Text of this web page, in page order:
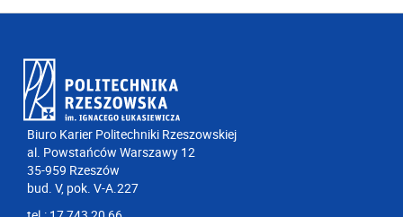
Biuro Karier Politechniki Rzeszowskiej
al. Powstańców Warszawy 12
35-959 Rzeszów
bud. V, pok. V-A.227